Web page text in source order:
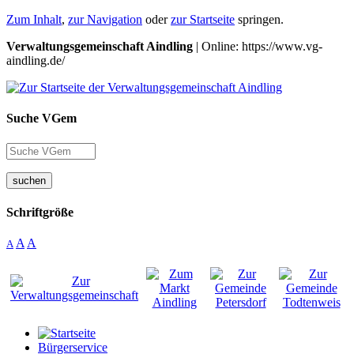
Zum Inhalt, zur Navigation oderzur Startseite springen.
Verwaltungsgemeinschaft Aindling | Online: https://www.vg-
aindling.de/
Suche VGem
suchen
Schriftgröße
A A A
Bürgerservice